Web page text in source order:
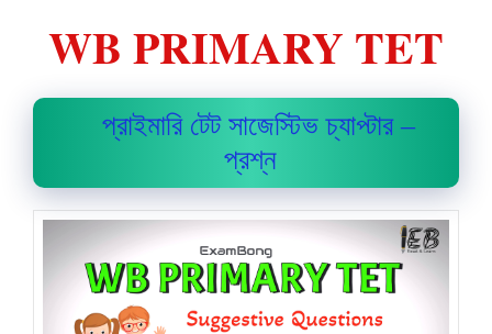
WB PRIMARY TET
প্রাইমারি টেট সাজেস্টিভ চ্যাপ্টার –
প্রশ্ন